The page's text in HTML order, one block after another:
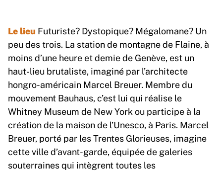
Le lieu Futuriste? Dystopique? Mégalomane? Un
peu des trois. La station de montagne de Flaine, à
moins d’une heure et demie de Genève, est un
haut-lieu brutaliste, imaginé par l’architecte
hongro-américain Marcel Breuer. Membre du
mouvement Bauhaus, c’est lui qui réalise le
Whitney Museum de New York ou participe à la
création de la maison de l’Unesco, à Paris. Marcel
Breuer, porté par les Trentes Glorieuses, imagine
cette ville d’avant-garde, équipée de galeries
souterraines qui intègrent toutes les